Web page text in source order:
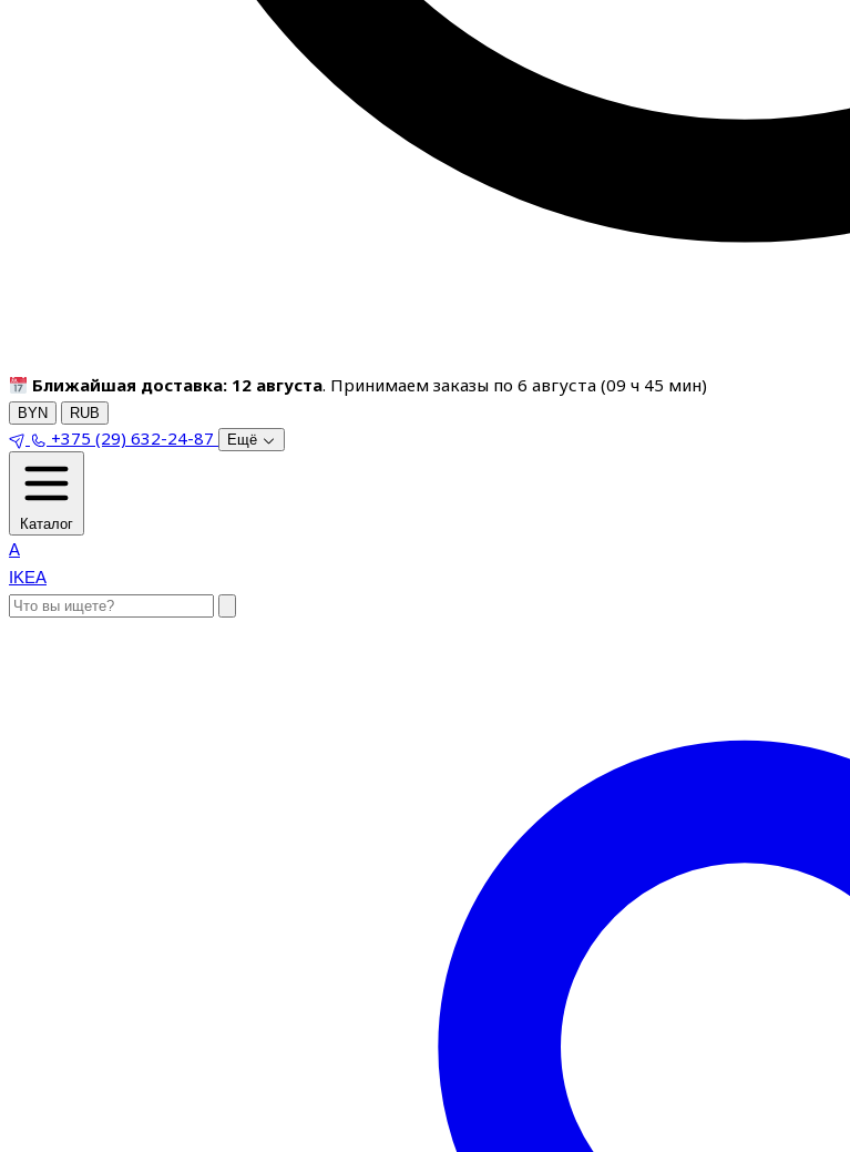
Ближайшая доставка: 12 августа. Принимаем заказы по 6 августа (09 ч 44 мин)
BYN RUB
+375 (29) 632-24-87 Ещё
Каталог
A
IKEA